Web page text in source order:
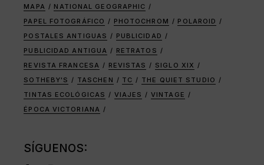
MAPA
NATIONAL GEOGRAPHIC
PAPEL FOTOGRÁFICO
PHOTOCHROM
POLAROID
POSTALES ANTIGUAS
PUBLICIDAD
PUBLICIDAD ANTIGUA
RETRATOS
REVISTA FRANCESA
REVISTAS
SIGLO XIX
SOTHEBY'S
TASCHEN TC
THE QUIET STUDIO
TINTAS ECOLÓGICAS
VIAJES
VINTAGE
ÉPOCA VICTORIANA
SÍGUENOS: